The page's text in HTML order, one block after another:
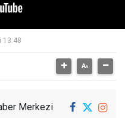
13:48
Merkezi